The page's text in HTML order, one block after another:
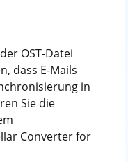
OST-Datei
dass E-Mails
in
Sie die
Converter for